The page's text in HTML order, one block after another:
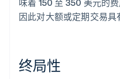
味着 150 至 350 美元的
因此对大额或定期交易具
终局性